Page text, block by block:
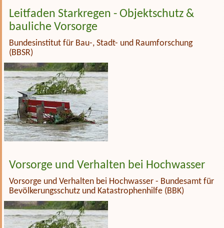
Leitfaden Starkregen - Objektschutz &
bauliche Vorsorge
Bundesinstitut für Bau-, Stadt- und Raumforschung
(BBSR)
Vorsorge und Verhalten bei Hochwasser
Vorsorge und Verhalten bei Hochwasser - Bundesamt für
Bevölkerungsschutz und Katastrophenhilfe (BBK)